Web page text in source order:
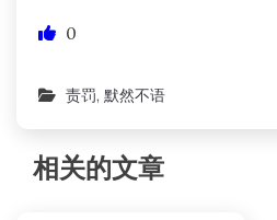
0
责罚, 默然不语
相关的文章